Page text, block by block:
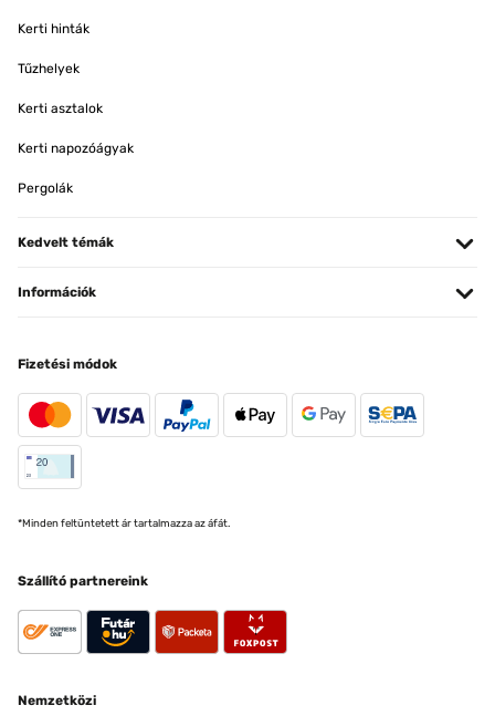
Kerti hinták
Tűzhelyek
Kerti asztalok
Kerti napozóágyak
Pergolák
Kedvelt témák
Információk
Fizetési módok
*Minden feltüntetett ár tartalmazza az áfát.
Szállító partnereink
Nemzetközi